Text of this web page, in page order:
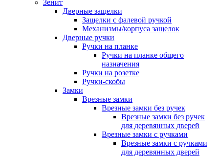
Зенит
Дверные защелки
Защелки с фалевой ручкой
Механизмы/корпуса защелок
Дверные ручки
Ручки на планке
Ручки на планке общего
назначения
Ручки на розетке
Ручки-скобы
Замки
Врезные замки
Врезные замки без ручек
Врезные замки без ручек
для деревянных дверей
Врезные замки с ручками
Врезные замки с ручками
для деревянных дверей